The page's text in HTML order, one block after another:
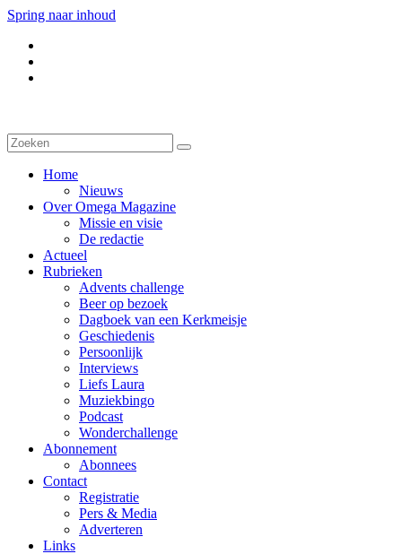
Spring naar inhoud
Home
Nieuws
Over Omega Magazine
Missie en visie
De redactie
Actueel
Rubrieken
Advents challenge
Beer op bezoek
Dagboek van een Kerkmeisje
Geschiedenis
Persoonlijk
Interviews
Liefs Laura
Muziekbingo
Podcast
Wonderchallenge
Abonnement
Abonnees
Contact
Registratie
Pers & Media
Adverteren
Links